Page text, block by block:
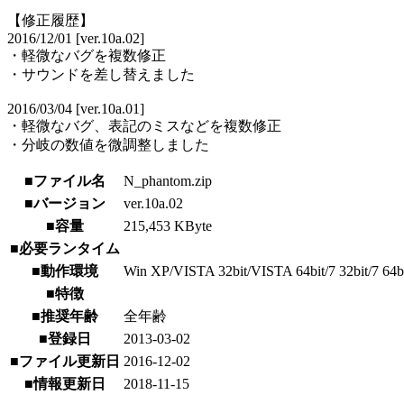
【修正履歴】
2016/12/01 [ver.10a.02]
・軽微なバグを複数修正
・サウンドを差し替えました
2016/03/04 [ver.10a.01]
・軽微なバグ、表記のミスなどを複数修正
・分岐の数値を微調整しました
■ファイル名
N_phantom.zip
■バージョン
ver.10a.02
■容量
215,453 KByte
■必要ランタイム
■動作環境
Win XP/VISTA 32bit/VISTA 64bit/7 32bit/7
■特徴
■推奨年齢
全年齢
■登録日
2013-03-02
■ファイル更新日 2016-12-02
■情報更新日
2018-11-15